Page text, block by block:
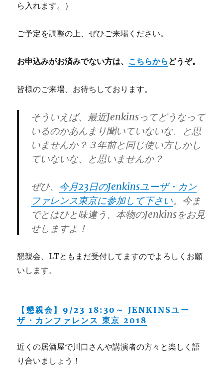
ら入れます。）
ご予定を調整の上、ぜひご来場ください。
お申込みがお済みでない方は、 こちらから どうぞ。
皆様のご来場、お待ちしております。
そういえば、最近Jenkinsってどうなって
いるのかあんまり聞いていないな、と思
いませんか？３年前と同じ使い方しかし
ていないな、と思いませんか？
ぜひ、 今月23日のJenkinsユーザ・カン
ファレンス東京に参加して下さい。今ま
でとはひと味違う、本物のJenkinsをお見
せしますよ！
懇親会、LTともまだ受付してますのでよろしくお願
いします。
【懇親会】9/23 18:30～ JENKINSユー
ザ・カンファレンス 東京 2018
近くの居酒屋で川口さんや講演者の方々と楽しく語
り合いましょう！